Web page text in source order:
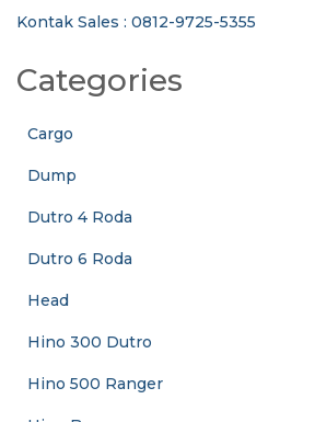
Kontak Sales : 0812-9725-5355
Categories
Cargo
Dump
Dutro 4 Roda
Dutro 6 Roda
Head
Hino 300 Dutro
Hino 500 Ranger